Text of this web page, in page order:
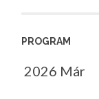
PROGRAM